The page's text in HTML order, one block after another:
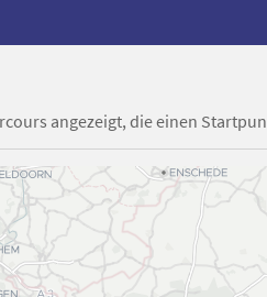
angezeigt, die einen